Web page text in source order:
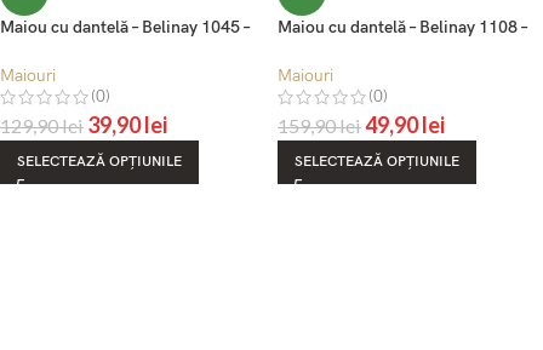
Maiou cu dantelă – Belinay 1045 –
Maiouri
(0)
129,90lei 39,90lei
SELECTEAZĂ OPȚIUNILE
Maiou cu dantelă – Belinay 1108 –
Maiouri
(0)
159,90lei49,90lei
SELECTEAZĂ OPȚIUNILE